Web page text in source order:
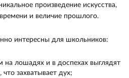
произведение искусства,
и величие прошлого.
интересны для школьников:
на лошадях и в доспехах выглядят
захватывает дух;